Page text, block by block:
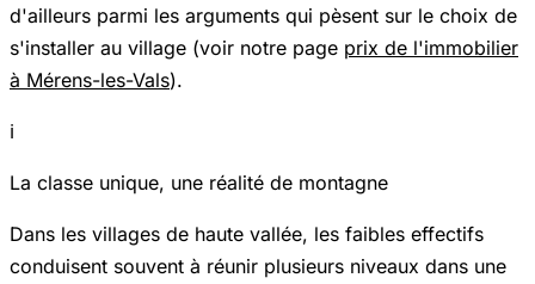
d'ailleurs parmi les arguments qui pèsent sur le choix de
s'installer au village (voir notre page prix de l'immobilier
à Mérens-les-Vals).
ℹ️
La classe unique, une réalité de montagne
Dans les villages de haute vallée, les faibles effectifs
conduisent souvent à réunir plusieurs niveaux dans une